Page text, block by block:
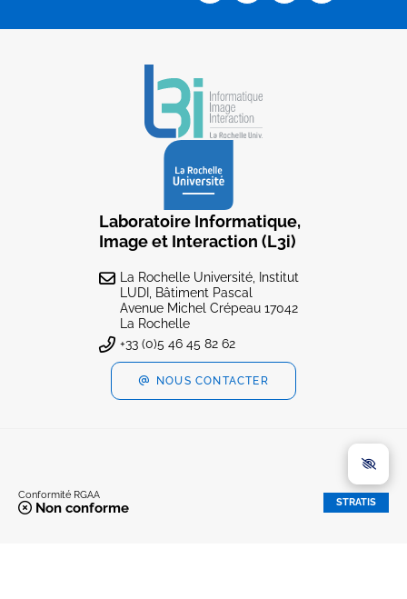
Laboratoire Informatique,
Image et Interaction (L3i)
La Rochelle Université, Institut
LUDI, Bâtiment Pascal
Avenue Michel Crépeau 17042
La Rochelle
+33 (0)5 46 45 82 62
NOUS CONTACTER
Conformité RGAA
Non conforme STRATIS